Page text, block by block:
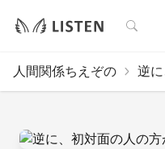
検索
人間関係ちえぞの 逆